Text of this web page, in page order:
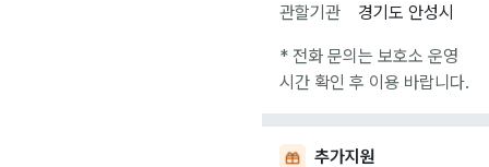
관할기관
경기도 안성시
* 전화 문의는 보호소 운영
시간 확인 후 이용 바랍니다.
추가지원